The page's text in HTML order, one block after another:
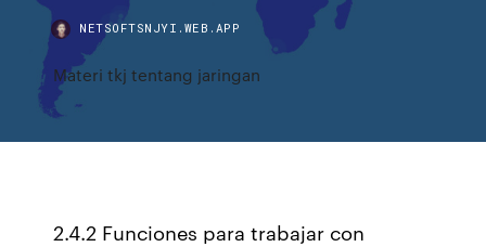
NETSOFTSNJYI.WEB.APP
Materi tkj tentang jaringan
2.4.2 Funciones para trabajar con